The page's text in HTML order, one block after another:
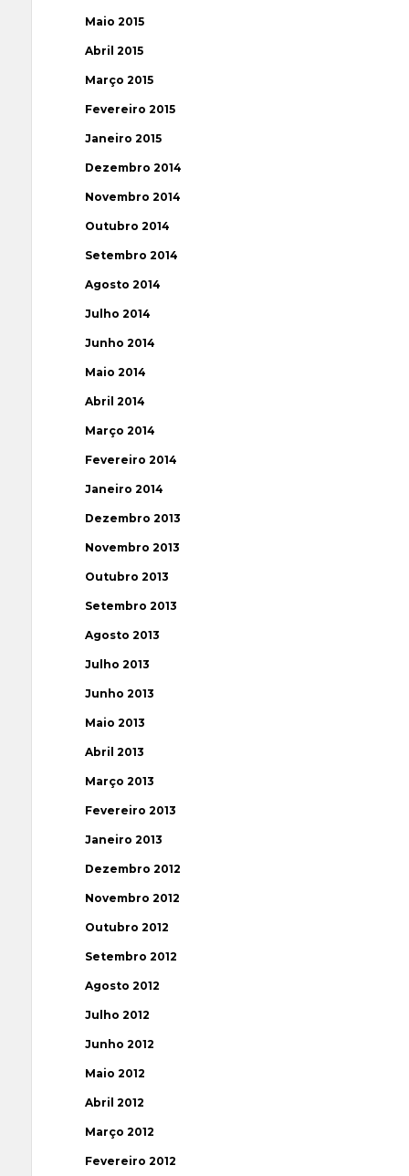
Maio 2015
Abril 2015
Março 2015
Fevereiro 2015
Janeiro 2015
Dezembro 2014
Novembro 2014
Outubro 2014
Setembro 2014
Agosto 2014
Julho 2014
Junho 2014
Maio 2014
Abril 2014
Março 2014
Fevereiro 2014
Janeiro 2014
Dezembro 2013
Novembro 2013
Outubro 2013
Setembro 2013
Agosto 2013
Julho 2013
Junho 2013
Maio 2013
Abril 2013
Março 2013
Fevereiro 2013
Janeiro 2013
Dezembro 2012
Novembro 2012
Outubro 2012
Setembro 2012
Agosto 2012
Julho 2012
Junho 2012
Maio 2012
Abril 2012
Março 2012
Fevereiro 2012